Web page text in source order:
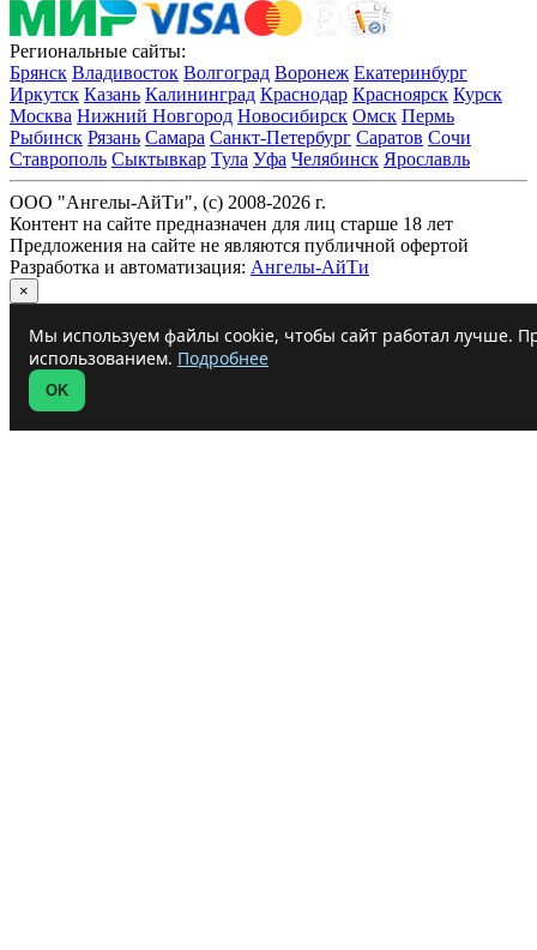
Региональные сайты:
Брянск Владивосток Волгоград Воронеж Екатеринбург
Иркутск Казань Калининград Краснодар Красноярск Курск
Москва Нижний Новгород Новосибирск Омск Пермь
Рыбинск Рязань Самара Санкт-Петербург Саратов Сочи
Ставрополь Сыктывкар Тула Уфа Челябинск Ярославль
ООО "Ангелы-АйТи", (c) 2008-2026 г.
Контент на сайте предназначен для лиц старше 18 лет
Предложения на сайте не являются публичной офертой
Разработка и автоматизация: Ангелы-АйТи
×
Мы используем файлы cookie, чтобы сайт работал лучше.
использованием. Подробнее
OK